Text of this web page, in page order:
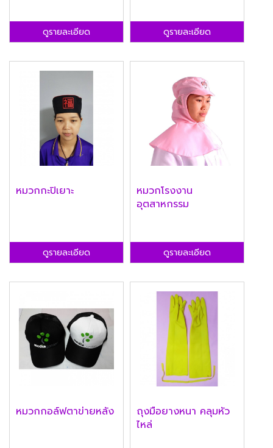
ดูรายละเอียด ดูรายละเอียด
หมวกกะปิเยาะ
ดูรายละเอียด
หมวกโรงงาน
อุตสาหกรรม
ดูรายละเอียด
หมวกกอล์ฟตาข่ายหลัง
ถุงมือยางหนา คลุมหัว
ไหล่